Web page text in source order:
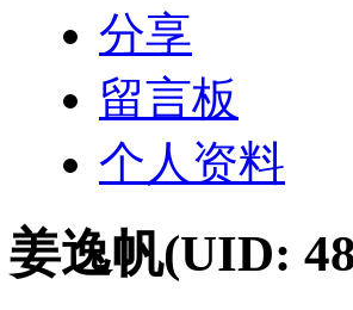
分享
留言板
个人资料
姜逸帆(UID: